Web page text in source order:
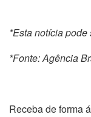
*Esta notícia
*Fonte: Agência
Receba de forma